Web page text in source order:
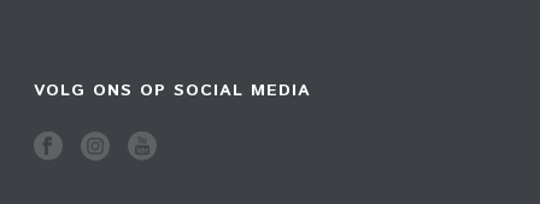
VOLG ONS OP SOCIAL MEDIA